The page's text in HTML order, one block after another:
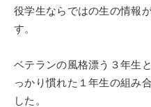
役学生ならではの生の情報
す。
ベテランの風格漂う３年生
っかり慣れた１年生の組み
した。